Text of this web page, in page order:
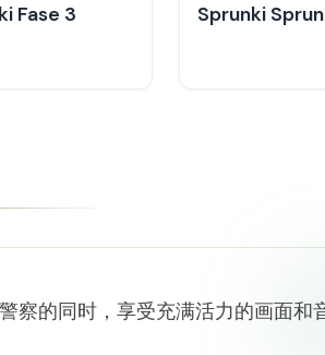
Fase 3 Sprunki
的同时，享受充满活力的画面和